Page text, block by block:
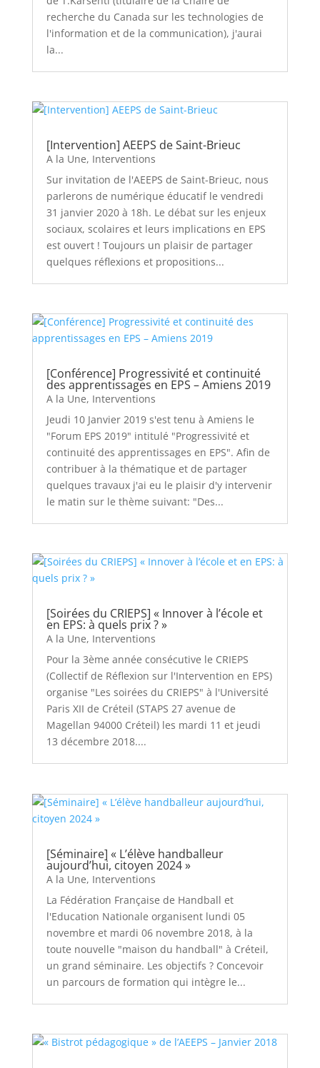
recherche du Canada sur les technologies de
l'information et de la communication), j'aurai
la...
[Intervention] AEEPS de Saint-Brieuc
A la Une, Interventions
Sur invitation de l'AEEPS de Saint-Brieuc, nous
parlerons de numérique éducatif le vendredi
31 janvier 2020 à 18h. Le débat sur les enjeux
sociaux, scolaires et leurs implications en EPS
est ouvert ! Toujours un plaisir de partager
quelques réflexions et propositions...
[Conférence] Progressivité et continuité
des apprentissages en EPS – Amiens 2019
A la Une, Interventions
Jeudi 10 Janvier 2019 s'est tenu à Amiens le
"Forum EPS 2019" intitulé "Progressivité et
continuité des apprentissages en EPS". Afin de
contribuer à la thématique et de partager
quelques travaux j'ai eu le plaisir d'y intervenir
le matin sur le thème suivant: "Des...
[Soirées du CRIEPS] « Innover à l’école et
en EPS: à quels prix ? »
A la Une, Interventions
Pour la 3ème année consécutive le CRIEPS
(Collectif de Réflexion sur l'Intervention en EPS)
organise "Les soirées du CRIEPS" à l'Université
Paris XII de Créteil (STAPS 27 avenue de
Magellan 94000 Créteil) les mardi 11 et jeudi
13 décembre 2018....
[Séminaire] « L’élève handballeur
aujourd’hui, citoyen 2024 »
A la Une, Interventions
La Fédération Française de Handball et
l'Education Nationale organisent lundi 05
novembre et mardi 06 novembre 2018, à la
toute nouvelle "maison du handball" à Créteil,
un grand séminaire. Les objectifs ? Concevoir
un parcours de formation qui intègre le...